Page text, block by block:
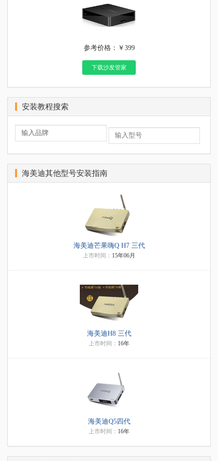
参考价格：￥399
下载沙发管家
安装教程搜索
海美迪其他型号安装指南
海美迪芒果嗨Q H7 三代
上市时间： 15年06月
海美迪H8 三代
上市时间： 16年
海美迪Q5四代
上市时间： 16年